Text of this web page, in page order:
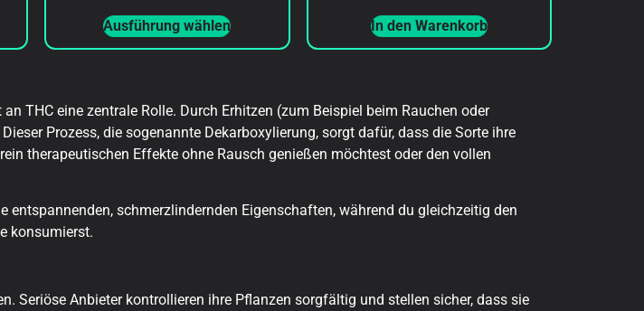
Ausführung wählen In den Warenkorb
THC eine zentrale Rolle. Durch Erhitzen (zum Beispiel beim Rauchen oder
Prozess, die sogenannte Dekarboxylierung, sorgt dafür, dass die Sorte ihre
therapeutischen Effekte ohne Rausch genießen möchtest oder den vollen
schmerzlindernden Eigenschaften, während du gleichzeitig den
konsumierst.
Seriöse Anbieter kontrollieren ihre Pflanzen sorgfältig und stellen sicher, dass sie